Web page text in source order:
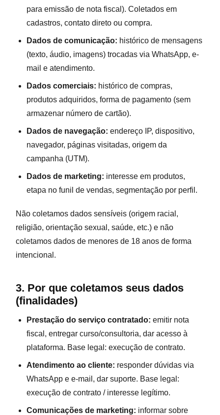
para emissão de nota fiscal). Coletados em
cadastros, contato direto ou compra.
Dados de comunicação: histórico de mensagens
(texto, áudio, imagens) trocadas via WhatsApp, e-
mail e atendimento.
Dados comerciais: histórico de compras,
produtos adquiridos, forma de pagamento (sem
armazenar número de cartão).
Dados de navegação: endereço IP, dispositivo,
navegador, páginas visitadas, origem da
campanha (UTM).
Dados de marketing: interesse em produtos,
etapa no funil de vendas, segmentação por perfil.
Não coletamos dados sensíveis (origem racial,
religião, orientação sexual, saúde, etc.) e não
coletamos dados de menores de 18 anos de forma
intencional.
3. Por que coletamos seus dados
(finalidades)
Prestação do serviço contratado: emitir nota
fiscal, entregar curso/consultoria, dar acesso à
plataforma. Base legal: execução de contrato.
Atendimento ao cliente: responder dúvidas via
WhatsApp e e-mail, dar suporte. Base legal:
execução de contrato / interesse legítimo.
Comunicações de marketing: informar sobre